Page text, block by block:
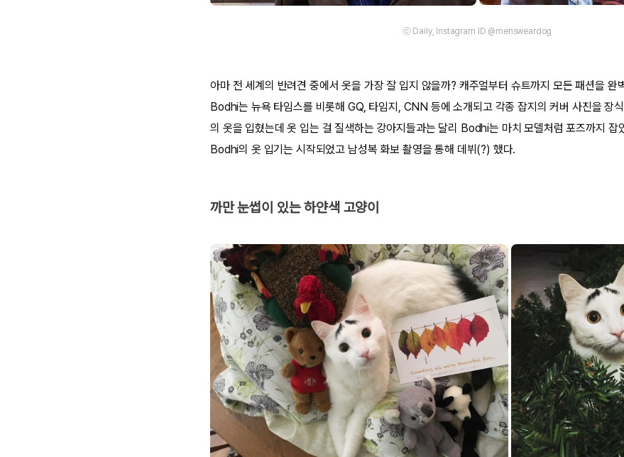
ⓒ Daily, Instagram ID @mensweardog
아마 전 세계의 반려견 중에서 옷을 가장 잘 입지 않을까? 캐주얼부터 슈트까지 모든 패션을 완
Bodhi는 뉴욕 타임스를 비롯해 GQ, 타임지, CNN 등에 소개되고 각종 잡지의 커버 사진을 장
의 옷을 입혔는데 옷 입는 걸 질색하는 강아지들과는 달리 Bodhi는 마치 모델처럼 포즈까지 잡
Bodhi의 옷 입기는 시작되었고 남성복 화보 촬영을 통해 데뷔(?) 했다.
까만 눈썹이 있는 하얀색 고양이